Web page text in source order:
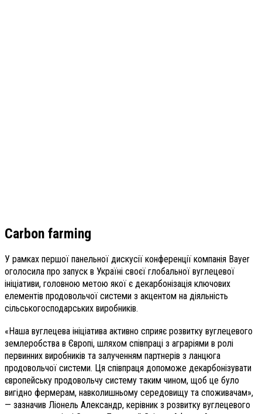
Сarbon farming
У рамках першої панельної дискусії конференції компанія Bayer
оголосила про запуск в Україні своєї глобальної вуглецевої
ініціативи, головною метою якої є декарбонізація ключових
елементів продовольчої системи з акцентом на діяльність
сільськогосподарських виробників.
«Наша вуглецева ініціатива активно сприяє розвитку вуглецевого
землеробства в Європі, шляхом співпраці з аграріями в ролі
первинних виробників та залученням партнерів з ланцюга
продовольчої системи. Ця співпраця допоможе декарбонізувати
європейську продовольчу систему таким чином, щоб це було
вигідно фермерам, навколишньому середовищу та споживачам»,
— зазначив Ліонель Александр, керівник з розвитку вуглецевого